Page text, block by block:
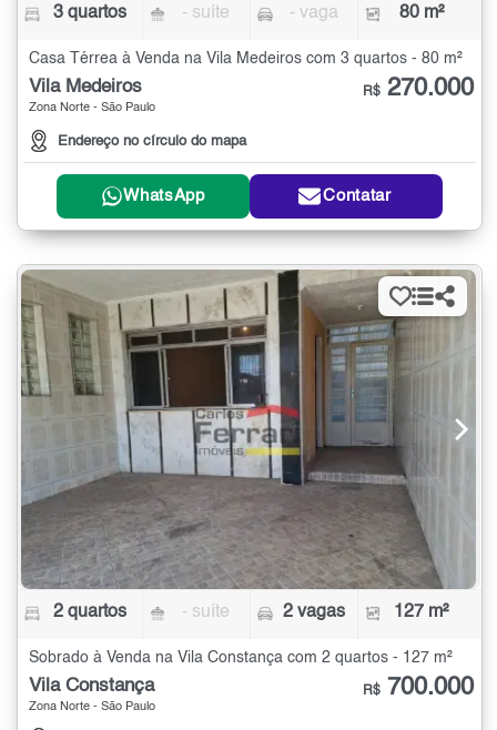
3 quartos - suíte - vaga 80 m²
Casa Térrea à Venda na Vila Medeiros com 3 quartos - 80 m²
Vila Medeiros
Zona Norte - São Paulo
Endereço no círculo do mapa
R$ 270.000
WhatsApp Contatar
2 quartos - suíte 2 vagas 127 m²
Sobrado à Venda na Vila Constança com 2 quartos - 127 m²
Vila Constança
Zona Norte - São Paulo
R$ 700.000